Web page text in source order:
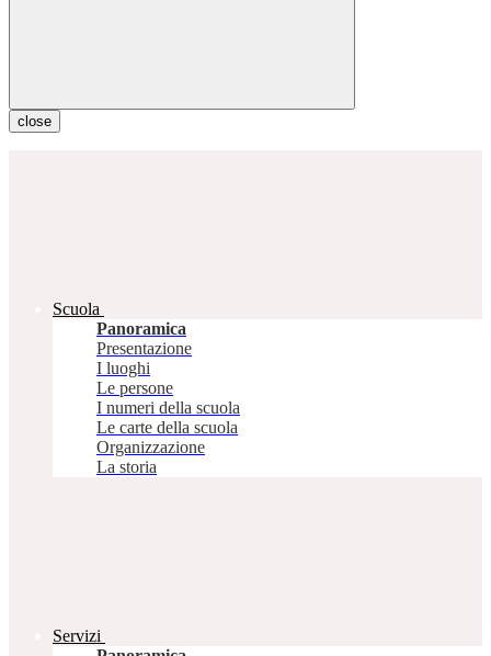
close
Scuola
Panoramica
Presentazione
I luoghi
Le persone
I numeri della scuola
Le carte della scuola
Organizzazione
La storia
Servizi